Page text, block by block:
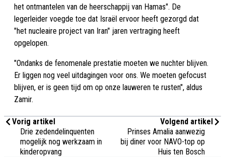
het ontmantelen van de heerschappij van Hamas". De
legerleider voegde toe dat Israël ervoor heeft gezorgd dat
"het nucleaire project van Iran" jaren vertraging heeft
opgelopen.
"Ondanks de fenomenale prestatie moeten we nuchter blijven.
Er liggen nog veel uitdagingen voor ons. We moeten gefocust
blijven, er is geen tijd om op onze lauweren te rusten", aldus
Zamir.
Vorig artikel
Drie zedendelinquenten
mogelijk nog werkzaam in
kinderopvang
Volgend artikel
Prinses Amalia aanwezig
bij diner voor NAVO-top op
Huis ten Bosch